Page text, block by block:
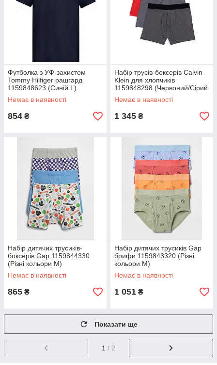
Футболка з УФ-захистом
Tommy Hilfiger рашгард
1159848623 (Синій L)
Немає в наявності
854 ₴
Набір трусів-боксерів Calvin
Klein для хлопчиків
1159848298 (Червоний/Сірий
L)
Немає в наявності
1 345 ₴
Набір дитячих трусиків-
боксерів Gap 1159844330
(Різні кольори M)
Немає в наявності
865 ₴
Набір дитячих трусиків Gap
брифи 1159843320 (Різні
кольори M)
Немає в наявності
1 051 ₴
Показати ще
1 / 2